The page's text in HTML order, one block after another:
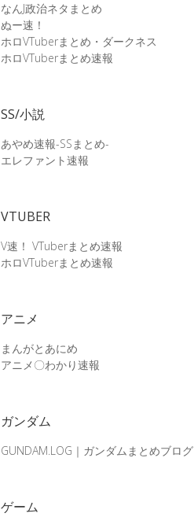
なんJ政治ネタまとめ
ぬー速！
ホロVTuberまとめ・ダークネス
ホロVTuberまとめ速報
SS/小説
あやめ速報-SSまとめ-
エレファント速報
VTUBER
V速！ VTuberまとめ速報
ホロVTuberまとめ速報
アニメ
まんがとあにめ
アニメ〇わかり速報
ガンダム
GUNDAM.LOG｜ガンダムまとめブログ
ゲーム